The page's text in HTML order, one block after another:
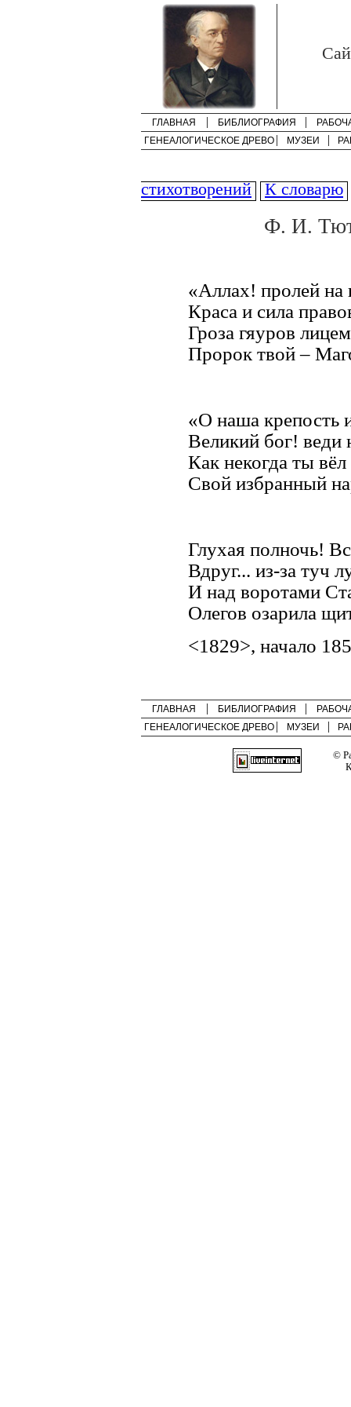
ГЛАВНАЯ БИБЛИОГРАФИЯ
ГЕНЕАЛОГИЧЕСКОЕ ДРЕВО
МУЗЕИ
стихотворений К словарю
Ф. И.
«Аллах! пролей на
Краса и сила
Гроза гяуров
Пророк твой –
«О наша крепость
Великий бог! веди
Как некогда ты
Свой избранный
Глухая полночь!
Вдруг... из-за туч
И над воротами
Олегов озарила
<1829>, начало
ГЛАВНАЯ БИБЛИОГРАФИЯ
ГЕНЕАЛОГИЧЕСКОЕ ДРЕВО
МУЗЕИ
©